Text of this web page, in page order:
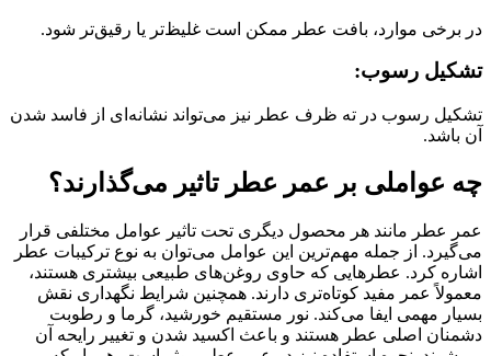
در برخی موارد، بافت عطر ممکن است غلیظ‌تر یا رقیق‌تر شود.
تشکیل رسوب:
تشکیل رسوب در ته ظرف عطر نیز می‌تواند نشانه‌ای از فاسد شدن
آن باشد.
چه عواملی بر عمر عطر تاثیر می‌گذارند؟
عمر عطر مانند هر محصول دیگری تحت تاثیر عوامل مختلفی قرار
می‌گیرد. از جمله مهم‌ترین این عوامل می‌توان به نوع ترکیبات عطر
اشاره کرد. عطرهایی که حاوی روغن‌های طبیعی بیشتری هستند،
معمولاً عمر مفید کوتاه‌تری دارند. همچنین شرایط نگهداری نقش
بسیار مهمی ایفا می‌کند. نور مستقیم خورشید، گرما و رطوبت
دشمنان اصلی عطر هستند و باعث اکسید شدن و تغییر رایحه آن